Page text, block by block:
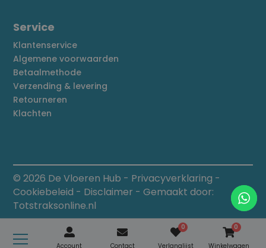
Account Contact
0
Verlanglijst
0
Winkelwagen
Service
Klantenservice
Algemene voorwaarden
Betaalmethode
Verzending & levering
Retourneren
Klachten
© 2026 De Vloeren Hub - Privacyverklaring -
Cookiebeleid - Disclaimer - Gemaakt door:
Totstraksonline.nl